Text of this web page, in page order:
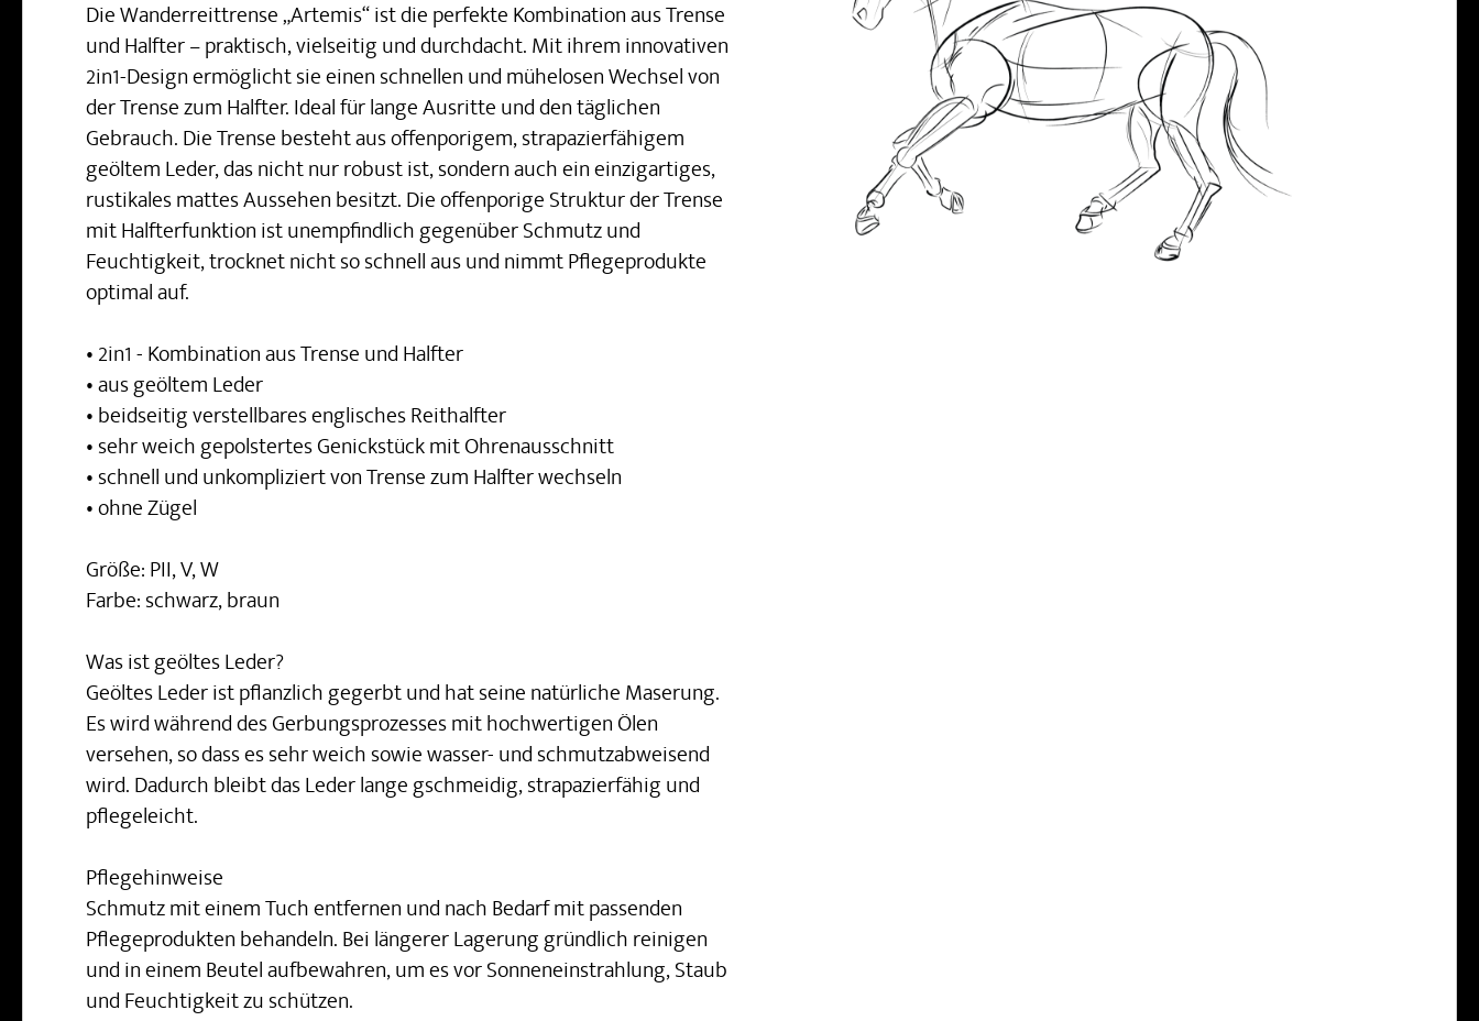
Die Wanderreittrense „Artemis“ ist die perfekte Kombination aus Trense
und Halfter – praktisch, vielseitig und durchdacht. Mit ihrem innovativen
2in1-Design ermöglicht sie einen schnellen und mühelosen Wechsel von
der Trense zum Halfter. Ideal für lange Ausritte und den täglichen
Gebrauch. Die Trense besteht aus offenporigem, strapazierfähigem
geöltem Leder, das nicht nur robust ist, sondern auch ein einzigartiges,
rustikales mattes Aussehen besitzt. Die offenporige Struktur der Trense
mit Halfterfunktion ist unempfindlich gegenüber Schmutz und
Feuchtigkeit, trocknet nicht so schnell aus und nimmt Pflegeprodukte
optimal auf.
• 2in1 - Kombination aus Trense und Halfter
• aus geöltem Leder
• beidseitig verstellbares englisches Reithalfter
• sehr weich gepolstertes Genickstück mit Ohrenausschnitt
• schnell und unkompliziert von Trense zum Halfter wechseln
• ohne Zügel
Größe: PII, V, W
Farbe: schwarz, braun
Was ist geöltes Leder?
Geöltes Leder ist pflanzlich gegerbt und hat seine natürliche Maserung.
Es wird während des Gerbungsprozesses mit hochwertigen Ölen
versehen, so dass es sehr weich sowie wasser- und schmutzabweisend
wird. Dadurch bleibt das Leder lange gschmeidig, strapazierfähig und
pflegeleicht.
Pflegehinweise
Schmutz mit einem Tuch entfernen und nach Bedarf mit passenden
Pflegeprodukten behandeln. Bei längerer Lagerung gründlich reinigen
und in einem Beutel aufbewahren, um es vor Sonneneinstrahlung, Staub
und Feuchtigkeit zu schützen.